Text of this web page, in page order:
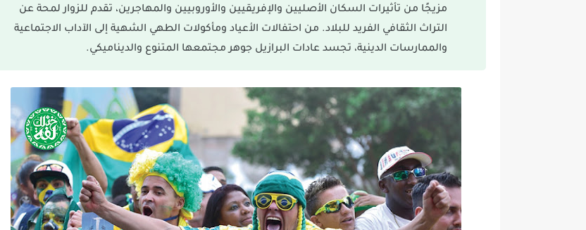
مزيجًا من تأثيرات السكان الأصليين والإفريقيين والأوروبيين والمهاجرين، تقدم للزوار لمحة عن
التراث الثقافي الفريد للبلاد. من احتفالات الأعياد ومأكولات الطهي الشهية إلى الآداب الاجتماعية
والممارسات الدينية، تجسد عادات البرازيل جوهر مجتمعها المتنوع والديناميكي.